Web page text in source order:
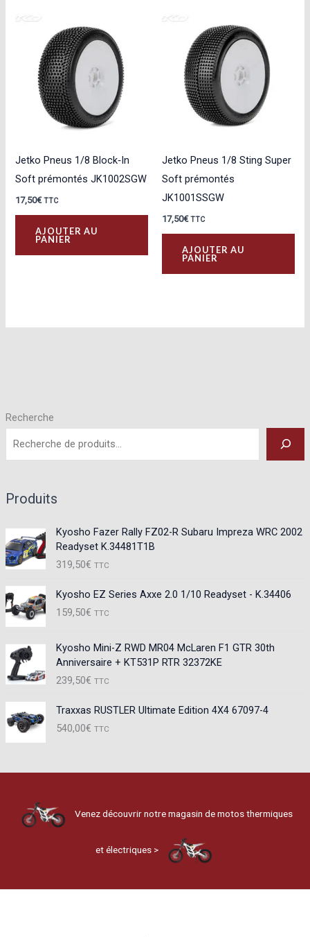
Recherche
Produits
Kyosho Fazer Rally FZ02-R Subaru Impreza WRC 2002
Readyset K.34481T1B
319,50€ TTC
Kyosho EZ Series Axxe 2.0 1/10 Readyset - K.34406
159,50€ TTC
Kyosho Mini-Z RWD MR04 McLaren F1 GTR 30th
Anniversaire + KT531P RTR 32372KE
239,50€ TTC
Traxxas RUSTLER Ultimate Edition 4X4 67097-4
540,00€ TTC
Jetko Pneus 1/8 Block‑In
Soft prémontés JK1002SGW
17,50€ TTC
AJOUTER AU
PANIER
Jetko Pneus 1/8 Sting Super
Soft prémontés
JK1001SSGW
17,50€ TTC
AJOUTER AU
PANIER
Venez découvrir notre magasin de motos thermiques
et électriques >